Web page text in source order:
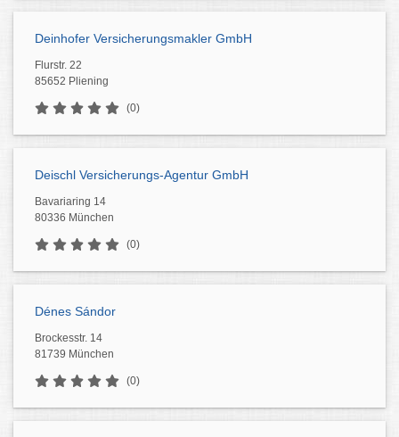
Deinhofer Versicherungsmakler GmbH
Flurstr. 22
85652 Pliening
(0)
Deischl Versicherungs-Agentur GmbH
Bavariaring 14
80336 München
(0)
Dénes Sándor
Brockesstr. 14
81739 München
(0)